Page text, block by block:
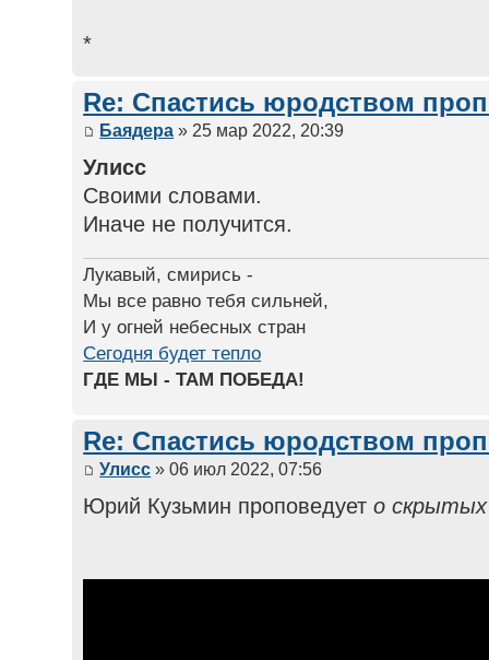
*
Re: Спастись юродством
Баядера » 25 мар 2022, 20:39
Улисс
Своими словами.
Иначе не получится.
Лукавый, смирись -
Мы все равно тебя сильней,
И у огней небесных стран
Сегодня будет тепло
ГДЕ МЫ - ТАМ ПОБЕДА!
Re: Спастись юродством
Улисс » 06 июл 2022, 07:56
Юрий Кузьмин проповедуето скрытых